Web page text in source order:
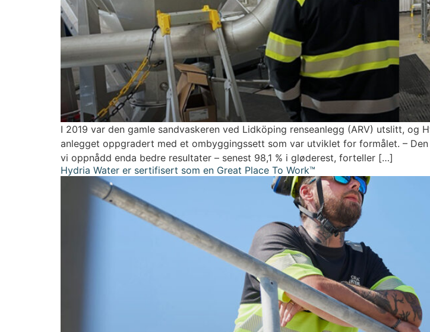
I 2019 var den gamle sandvaskeren ved Lidköping renseanlegg (ARV) utslitt,
anlegget oppgradert med et ombyggingssett som var utviklet for formålet. –
vi oppnådd enda bedre resultater – senest 98,1 % i gløderest, forteller […]
Hydria Water er sertifisert som en Great Place To Work™